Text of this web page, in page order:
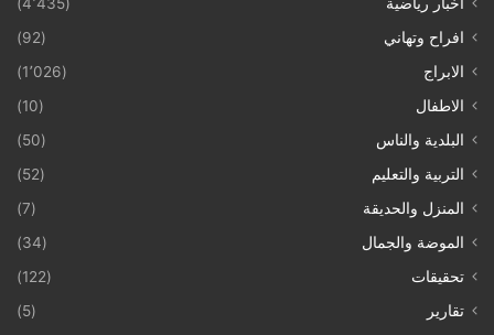
اخبار رياضية
(4٬435)
افراح وتهاني
(92)
الابراج
(1٬026)
الاطفال
(10)
البلدية والناس
(50)
التربية والتعليم
(52)
المنزل والحديقة
(7)
الموضة والجمال
(34)
تحقيقات
(122)
تقارير
(5)